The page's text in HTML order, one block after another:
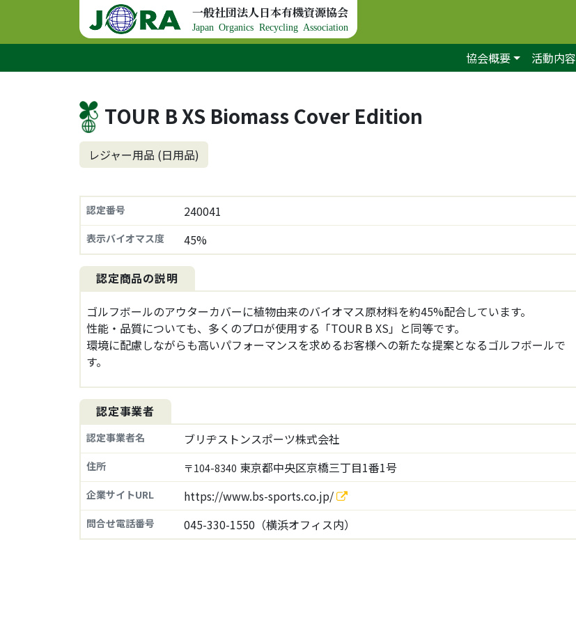
コンテンツへスキップ
メインナビゲーション
一般社団法人日本有機資源協会
Japan Organics Recycling Association
協会概要 活動内容
TOUR B XS Biomass Cover Edition
レジャー用品 (日用品)
認定番号 240041
表示バイオマス度 45%
認定商品の説明
ゴルフボールのアウターカバーに植物由来のバイオマス原材料を約45%配合しています。
性能・品質についても、多くのプロが使用する「TOUR B XS」と同等です。
環境に配慮しながらも高いパフォーマンスを求めるお客様への新たな提案となるゴルフボールで
す。
認定事業者
認定事業者名 ブリヂストンスポーツ株式会社
住所 〒104-8340 東京都中央区京橋三丁目1番1号
企業サイトURL https://www.bs-sports.co.jp/
問合せ電話番号 045-330-1550（横浜オフィス内）